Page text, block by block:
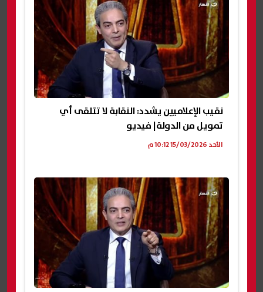
نقيب الإعلاميين يشدد: النقابة لا تتلقى أي
تمويل من الدولة| فيديو
الأحد 15/03/2026 10:12 م